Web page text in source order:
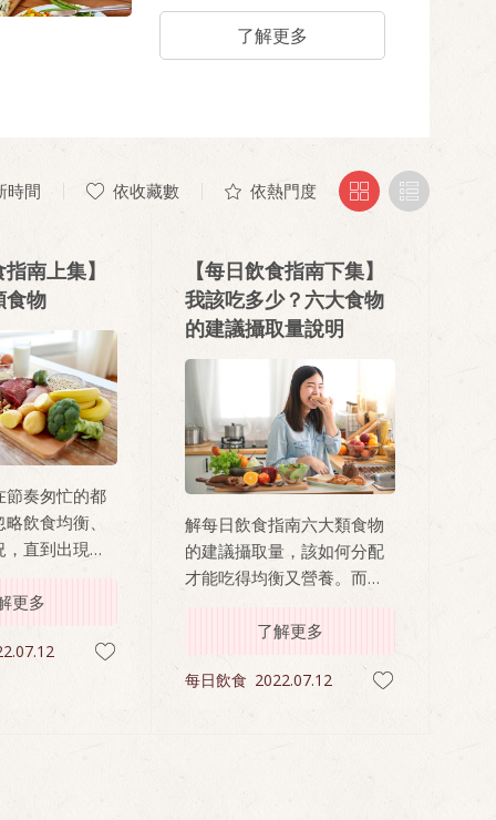
了解更多
時間 依收藏數 依熱門度
南上集】
食物
節奏匆忙的都
飲食均衡、
直到出現警
網搜尋飲食
路上充斥各
麼吃才健康
你詳細介紹衛
更多
【每日飲食指南下集】
我該吃多少？六大食物
的建議攝取量說明
解每日飲食指南六大類食物
的建議攝取量，該如何分配
才能吃得均衡又營養。而每
種食物的建議攝取量可以溯
源於熱量的需求。
了解更多
每日飲食 2022.07.12